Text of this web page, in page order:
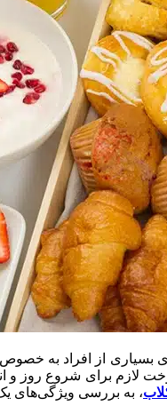
از افراد به خصوص
لازم برای شروع روز و
، به بررسی ویژگی‌های